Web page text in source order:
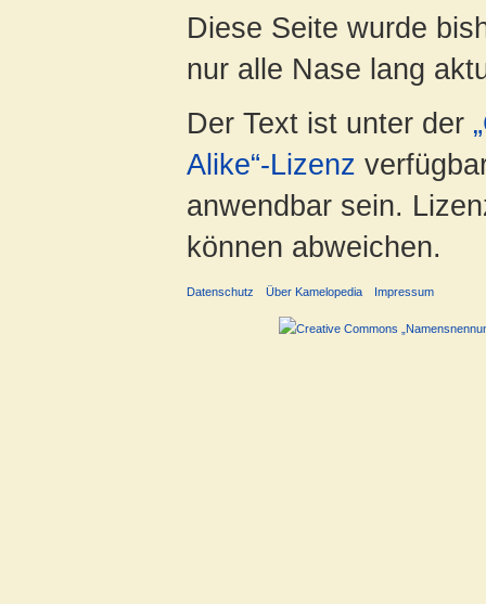
Diese Seite wurde
nur alle Nase lang
Der Text ist unter der
Alike“-Lizenz
anwendbar sein.
können abweichen.
Datenschutz Über Kamelopedia Impressum